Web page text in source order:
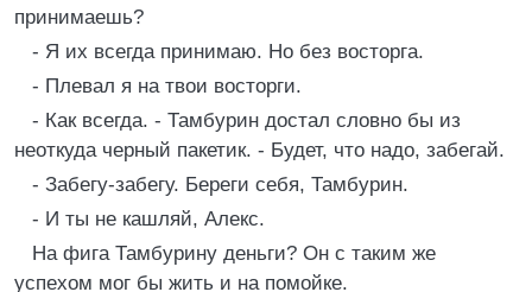
принимаешь?
- Я их всегда принимаю. Но без восторга.
- Плевал я на твои восторги.
- Как всегда. - Тамбурин достал словно бы из
неоткуда черный пакетик. - Будет, что надо, забегай.
- Забегу-забегу. Береги себя, Тамбурин.
- И ты не кашляй, Алекс.
На фига Тамбурину деньги? Он с таким же
успехом мог бы жить и на помойке.